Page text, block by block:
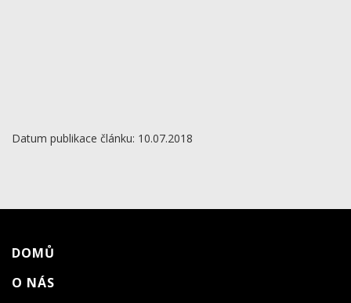
Datum publikace článku: 10.07.2018
DOMŮ
O NÁS